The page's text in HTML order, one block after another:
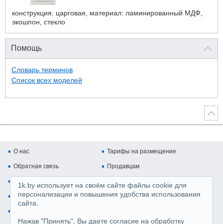
конструкция: царговая, материал: ламинированный МДФ,
экошпон, стекло
Помощь
Словарь терминов
Список всех моделей
1k.by использует на своём сайте файлы cookie для
персонализации и повышения удобства использования
сайта.
Нажав "Принять", Вы даете согласие на обработку
О нас Тарифы на размещение
Обратная связь Продавцам
Покупателям Копирайт и авторские права
Карта сайта Медийная реклама